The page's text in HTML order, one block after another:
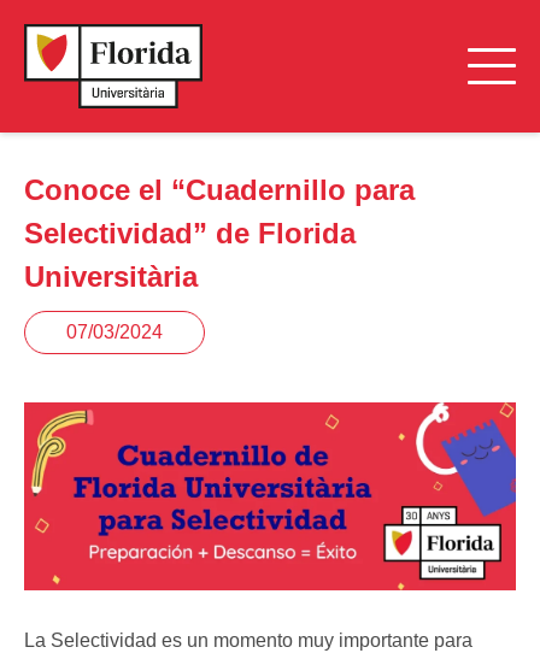
Conoce el “Cuadernillo para
Selectividad” de Florida
Universitària
07/03/2024
La Selectividad es un momento muy importante para